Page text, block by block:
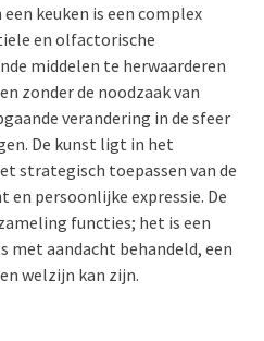
keuken is een complex
en olfactorische
middelen te herwaarderen
zonder de noodzaak van
verandering in de sfeer
De kunst ligt in het
strategisch toepassen van de
en persoonlijke expressie. De
functies; het is een
aandacht behandeld, een
welzijn kan zijn.